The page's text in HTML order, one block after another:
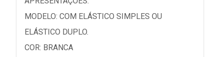
MODELO: COM ELÁSTICO SIMPLES OU
ELÁSTICO DUPLO.
COR: BRANCA